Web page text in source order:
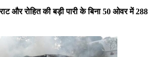
और रोहित की बड़ी पारी के बिना 50 ओवर में 288